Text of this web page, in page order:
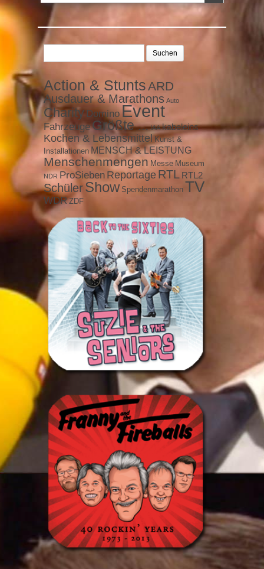
Suchen
Action & StuntsARD
Ausdauer & Marathons Auto
Charity DominoEvent
FahrzeugeGrößte ... IAA kabeleins
Kochen & Lebensmittel Kunst &
Installationen MENSCH & LEISTUNG
Menschenmengen Messe Museum
NDR ProSieben Reportage RTL RTL2
SchülerShow Spendenmarathon TV
WDR ZDF